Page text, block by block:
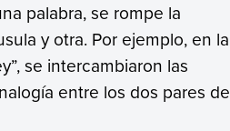
palabra, se rompe la
y otra. Por ejemplo, en la
se intercambiaron las
entre los dos pares de